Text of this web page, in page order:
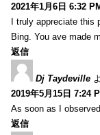
2021年1月6日 6:32
I truly appreciate this
Bing. You ave made
返信
Dj Taydeville
2019年5月15日 7:24
As soon as I
返信